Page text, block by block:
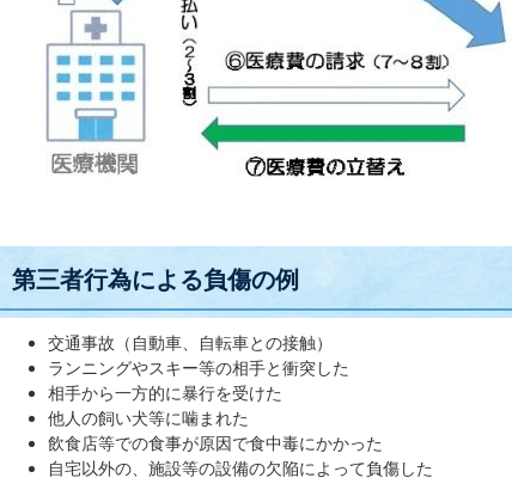
第三者行為による負傷の例
交通事故（自動車、自転車との接触）
ランニングやスキー等の相手と衝突した
相手から一方的に暴行を受けた
他人の飼い犬等に噛まれた
飲食店等での食事が原因で食中毒にかかった
自宅以外の、施設等の設備の欠陥によって負傷した